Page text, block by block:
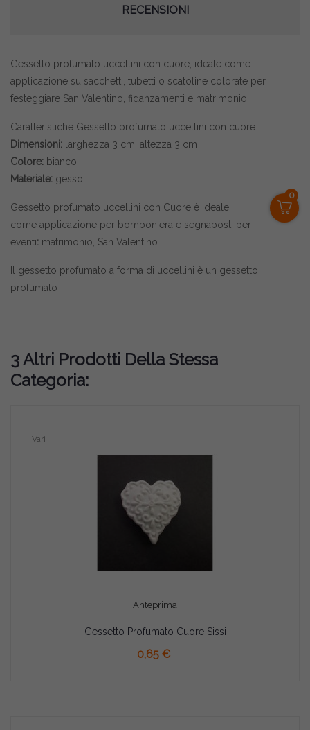
0
RECENSIONI
Gessetto profumato uccellini con cuore, ideale come
applicazione su sacchetti, tubetti o scatoline colorate per
festeggiare San Valentino, fidanzamenti e matrimonio
Caratteristiche Gessetto profumato uccellini con cuore:
Dimensioni: larghezza 3 cm, altezza 3 cm
Colore: bianco
Materiale: gesso
Gessetto profumato uccellini con Cuore è ideale
come applicazione per bomboniera e segnaposti per
eventi: matrimonio, San Valentino
Il gessetto profumato a forma di uccellini è un gessetto
profumato
3 Altri Prodotti Della Stessa
Categoria:
Anteprima
Vari
Gessetto Profumato Cuore Sissi
0,65 €